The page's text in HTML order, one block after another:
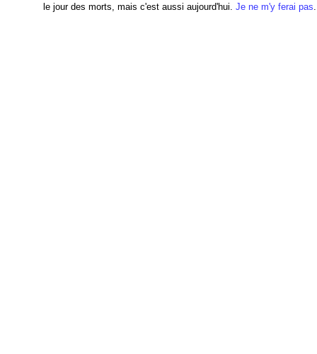
le jour des morts, mais c'est aussi aujourd'hui. Je ne m'y ferai pas.